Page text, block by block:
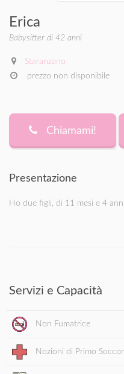
Erica
Babysitter di 42 anni
Staranzano
prezzo non disponibile
Chiamami!
Presentazione
Ho due figli, di 11 mesi e 4
Servizi e Capacità
Non Fumatrice
Nozioni di Primo